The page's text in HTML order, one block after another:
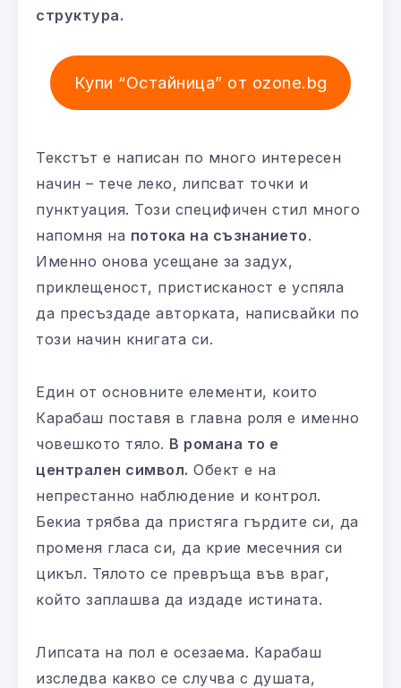
структура.
Купи “Остайница” от ozone.bg
Текстът е написан по много интересен
начин – тече леко, липсват точки и
пунктуация. Този специфичен стил много
напомня на потока на съзнанието.
Именно онова усещане за задух,
приклещеност, пристисканост е успяла
да пресъздаде авторката, написвайки по
този начин книгата си.
Един от основните елементи, които
Карабаш поставя в главна роля е именно
човешкото тяло. В романа то е
централен символ. Обект е на
непрестанно наблюдение и контрол.
Бекиа трябва да пристяга гърдите си, да
променя гласа си, да крие месечния си
цикъл. Тялото се превръща във враг,
който заплашва да издаде истината.
Липсата на пол е осезаема. Карабаш
изследва какво се случва с душата,